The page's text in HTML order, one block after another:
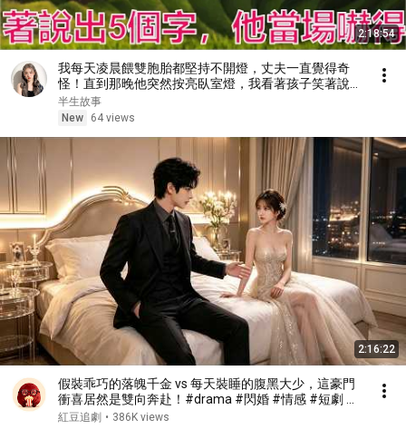
2:18:54
我每天凌晨餵雙胞胎都堅持不開燈，丈夫一直覺得奇
怪！直到那晚他突然按亮臥室燈，我看著孩子笑著說出
5個字，他當場嚇得癱軟在地，轉身瘋狂逃出家門……#
為人處世 #正能量 #故事分享 #生活經驗 #情感 #故
半生故事
New
64 views
2:16:22
假裝乖巧的落魄千金 vs 每天裝睡的腹黑大少，這豪門
衝喜居然是雙向奔赴！#drama #閃婚 #情感 #短劇 #
女頻 #現代 #甜寵愛情劇
紅豆追劇 • 386K views